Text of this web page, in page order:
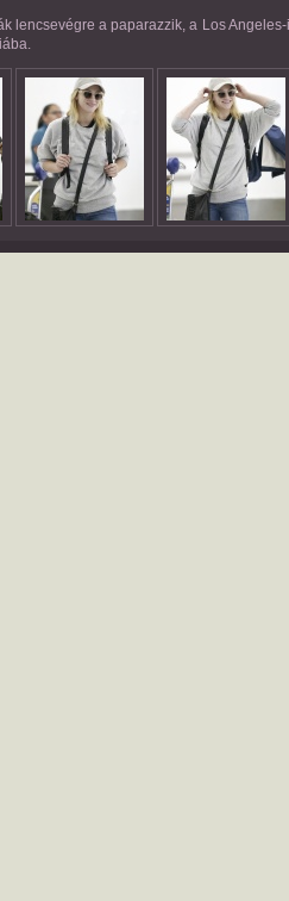
lencsevégre a paparazzik, a Los